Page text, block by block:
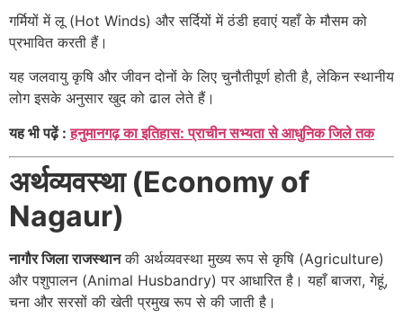
गर्मियों में लू (Hot Winds) और सर्दियों में ठंडी हवाएं यहाँ के मौसम को
प्रभावित करती हैं।
यह जलवायु कृषि और जीवन दोनों के लिए चुनौतीपूर्ण होती है, लेकिन स्थानीय
लोग इसके अनुसार खुद को ढाल लेते हैं।
यह भी पढ़ें :हनुमानगढ़ का इतिहास: प्राचीन सभ्यता से आधुनिक जिले तक
अर्थव्यवस्था (Economy of
Nagaur)
नागौर जिला राजस्थानकी अर्थव्यवस्था मुख्य रूप से कृषि (Agriculture)
और पशुपालन (Animal Husbandry) पर आधारित है। यहाँ बाजरा, गेहूं,
चना और सरसों की खेती प्रमुख रूप से की जाती है।